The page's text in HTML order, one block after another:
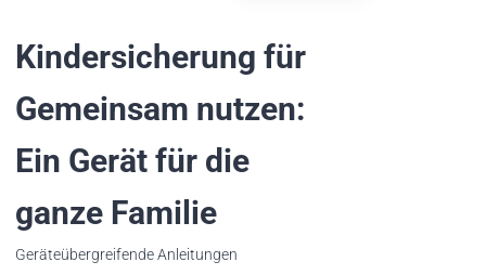
Kindersicherung für
Gemeinsam nutzen:
Ein Gerät für die
ganze Familie
Geräteübergreifende Anleitungen